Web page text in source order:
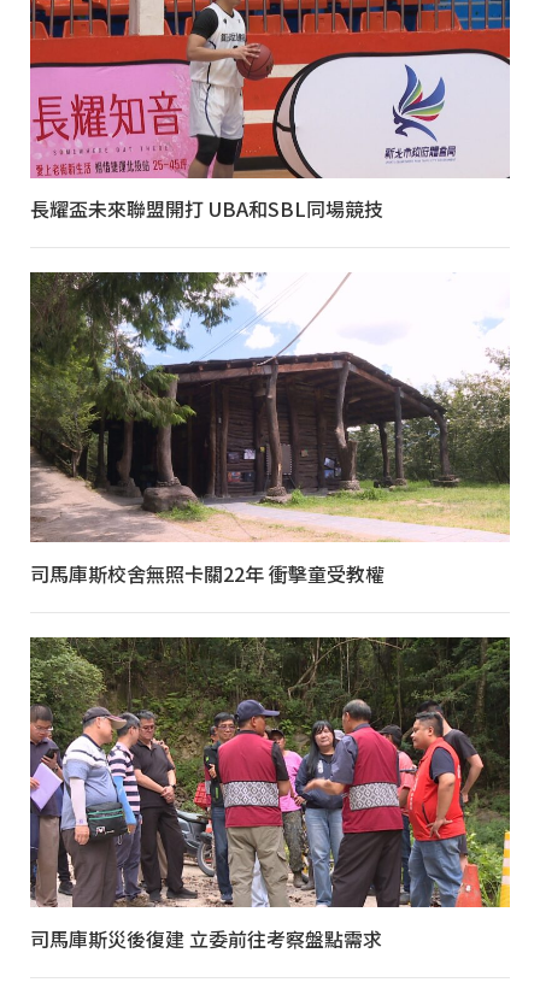
長耀盃未來聯盟開打 UBA和SBL同場競技
司馬庫斯校舍無照卡關22年 衝擊童受教權
司馬庫斯災後復建 立委前往考察盤點需求